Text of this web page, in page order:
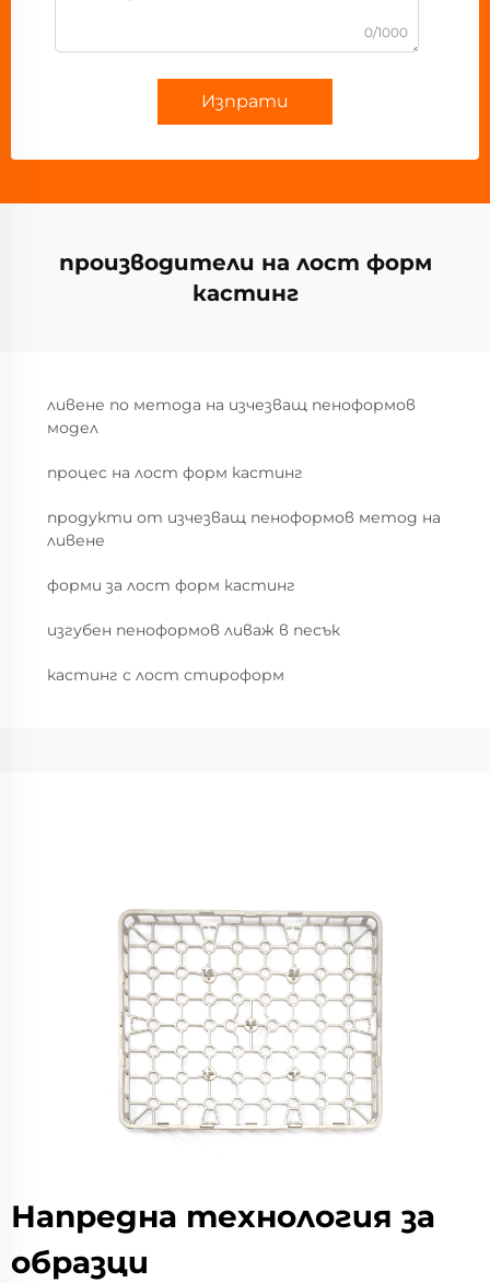
0/1000
Изпрати
производители на лост форм
кастинг
ливене по метода на изчезващ пеноформов
модел
процес на лост форм кастинг
продукти от изчезващ пеноформов метод на
ливене
форми за лост форм кастинг
изгубен пеноформов ливаж в песък
кастинг с лост стироформ
Напредна технология за
образци